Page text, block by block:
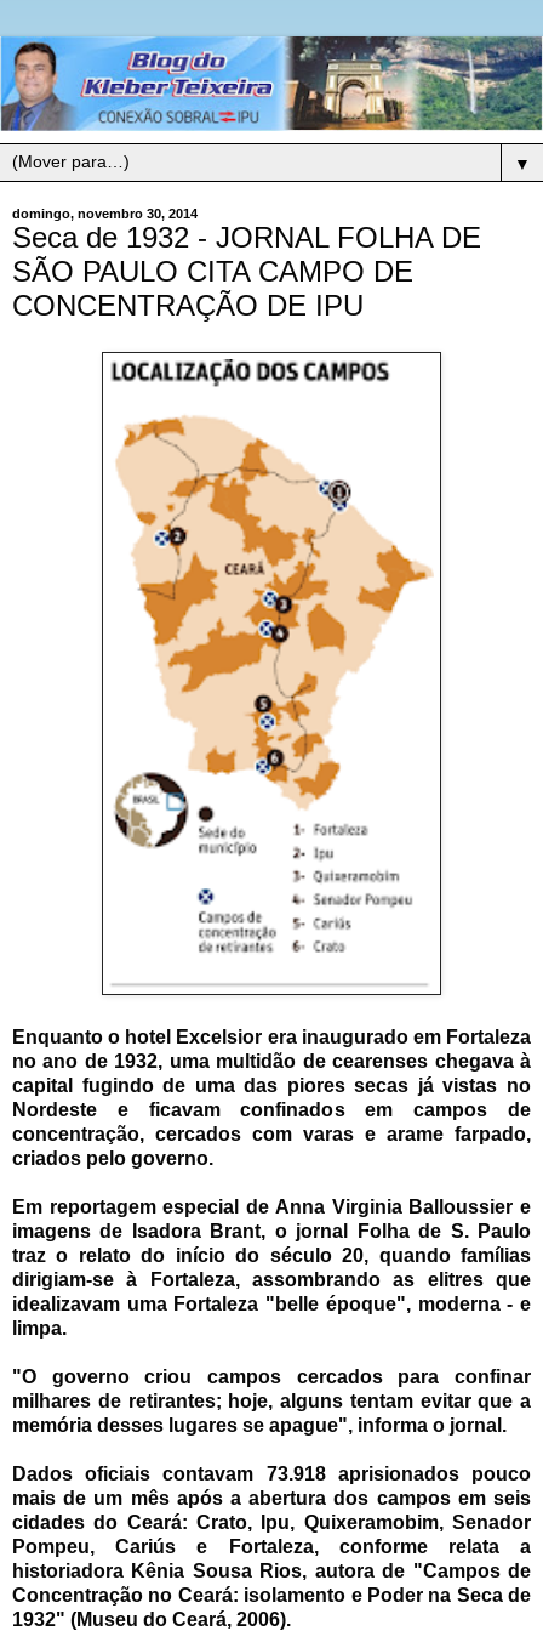
▼
domingo, novembro 30, 2014
Seca de 1932 - JORNAL FOLHA DE
SÃO PAULO CITA CAMPO DE
CONCENTRAÇÃO DE IPU
Enquanto o hotel Excelsior era inaugurado em Fortaleza
no ano de 1932, uma multidão de cearenses chegava à
capital fugindo de uma das piores secas já vistas no
Nordeste e ficavam confinados em campos de
concentração, cercados com varas e arame farpado,
criados pelo governo.
Em reportagem especial de Anna Virginia Balloussier e
imagens de Isadora Brant, o jornal Folha de S. Paulo
traz o relato do início do século 20, quando famílias
dirigiam-se à Fortaleza, assombrando as elitres que
idealizavam uma Fortaleza "belle époque", moderna - e
limpa.
"O governo criou campos cercados para confinar
milhares de retirantes; hoje, alguns tentam evitar que a
memória desses lugares se apague", informa o jornal.
Dados oficiais contavam 73.918 aprisionados pouco
mais de um mês após a abertura dos campos em seis
cidades do Ceará: Crato, Ipu, Quixeramobim, Senador
Pompeu, Cariús e Fortaleza, conforme relata a
historiadora Kênia Sousa Rios, autora de "Campos de
Concentração no Ceará: isolamento e Poder na Seca de
1932" (Museu do Ceará, 2006).